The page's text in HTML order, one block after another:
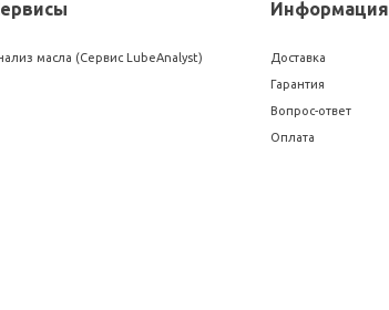
масла (Сервис LubeAnalyst)
Информация
Доставка
Гарантия
Вопрос-ответ
Оплата